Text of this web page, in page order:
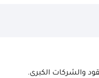
والشركات الكبرى.